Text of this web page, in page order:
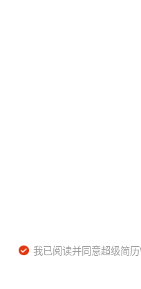
我已阅读并同意超级简